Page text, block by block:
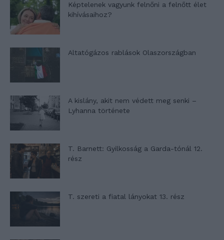
Képtelenek vagyunk felnőni a felnőtt élet
kihívásaihoz?
Altatógázos rablások Olaszországban
A kislány, akit nem védett meg senki –
Lyhanna története
T. Barnett: Gyilkosság a Garda-tónál 12.
rész
T. szereti a fiatal lányokat 13. rész